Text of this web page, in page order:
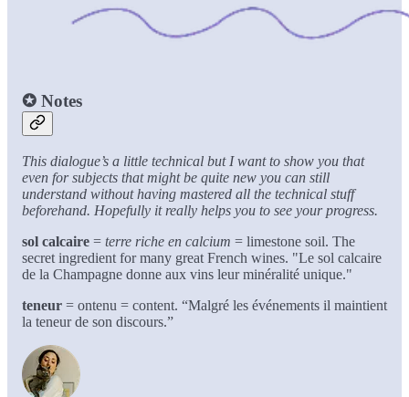
✪ Notes
This dialogue’s a little technical but I want to show you that
even for subjects that might be quite new you can still
understand without having mastered all the technical stuff
beforehand. Hopefully it really helps you to see your progress.
sol calcaire = terre riche en calcium = limestone soil. The
secret ingredient for many great French wines. "Le sol calcaire
de la Champagne donne aux vins leur minéralité unique."
teneur = ontenu = content. “Malgré les événements il maintient
la teneur de son discours.”